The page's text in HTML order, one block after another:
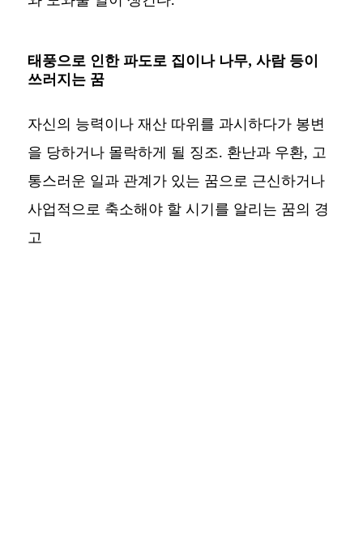
태풍으로 인한 파도로 집이나 나무, 사람 등이
쓰러지는 꿈
자신의 능력이나 재산 따위를 과시하다가 봉변
을 당하거나 몰락하게 될 징조. 환난과 우환, 고
통스러운 일과 관계가 있는 꿈으로 근신하거나
사업적으로 축소해야 할 시기를 알리는 꿈의 경
고